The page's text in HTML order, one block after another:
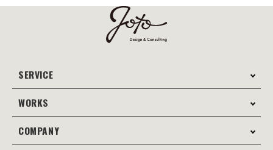
SERVICE
サービス案内
コンサルティング
WORKS
制作事例
COMPANY